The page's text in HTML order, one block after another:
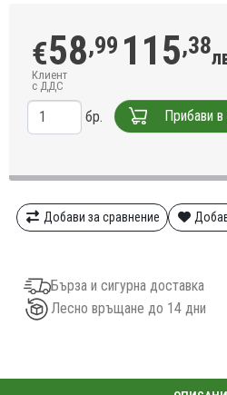
€58,99 115,38
Клиент
с ДДС
бр. Прибави
Добави за сравнение
Бърза и сигурна доставка
Лесно връщане до 14 дни